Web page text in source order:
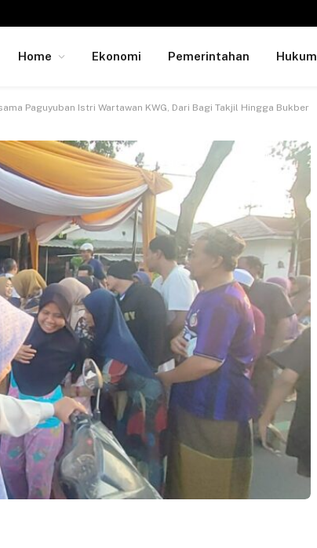
Home Ekonomi Pemerintahan Hukum
Paguyuban Istri Wartawan KWG, Dari Bagi Takjil Hingga Bukber